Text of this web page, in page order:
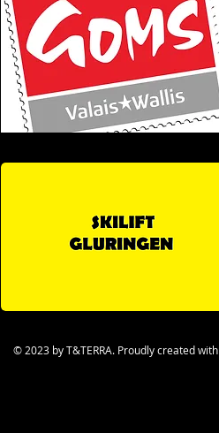
© 2023 by T&TERRA. Proudly created with